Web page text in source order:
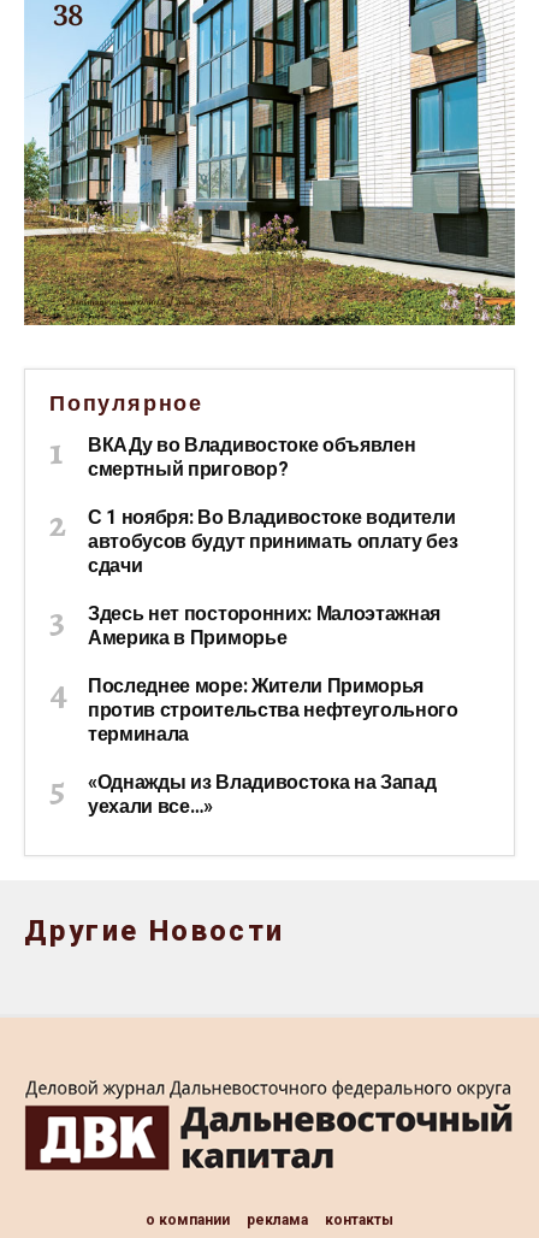
Популярное
ВКАДу во Владивостоке объявлен
смертный приговор?
С 1 ноября: Во Владивостоке водители
автобусов будут принимать оплату без
сдачи
Здесь нет посторонних: Малоэтажная
Америка в Приморье
Последнее море: Жители Приморья
против строительства нефтеугольного
терминала
«Однажды из Владивостока на Запад
уехали все…»
Другие Новости
о компании реклама контакты